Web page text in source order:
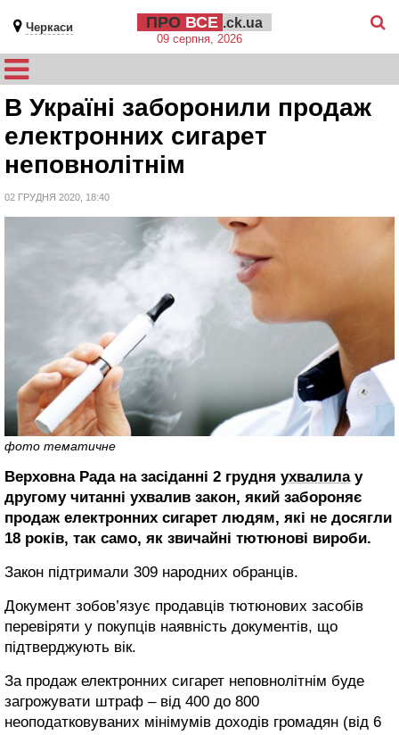
Черкаси ПРО ВСЕ .ck.ua
09 серпня, 2026
В Україні заборонили продаж
електронних сигарет
неповнолітнім
02 ГРУДНЯ 2020, 18:40
фото тематичне
Верховна Рада на засіданні 2 грудня ухвалилау
другому читанні ухвалив закон, який забороняє
продаж електронних сигарет людям, які не досягли
18 років, так само, як звичайні тютюнові вироби.
Закон підтримали 309 народних обранців.
Документ зобов’язує продавців тютюнових засобів
перевіряти у покупців наявність документів, що
підтверджують вік.
За продаж електронних сигарет неповнолітнім буде
загрожувати штраф – від 400 до 800
неоподатковуваних мінімумів доходів громадян (від 6